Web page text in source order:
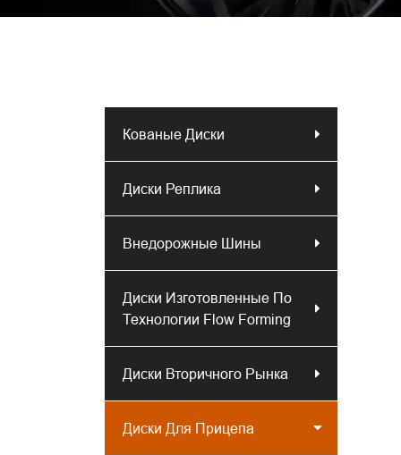
Кованые Диски
Диски Реплика
Внедорожные Шины
Диски Изготовленные По
Технологии Flow Forming
Диски Вторичного Рынка
Диски Для Прицепа